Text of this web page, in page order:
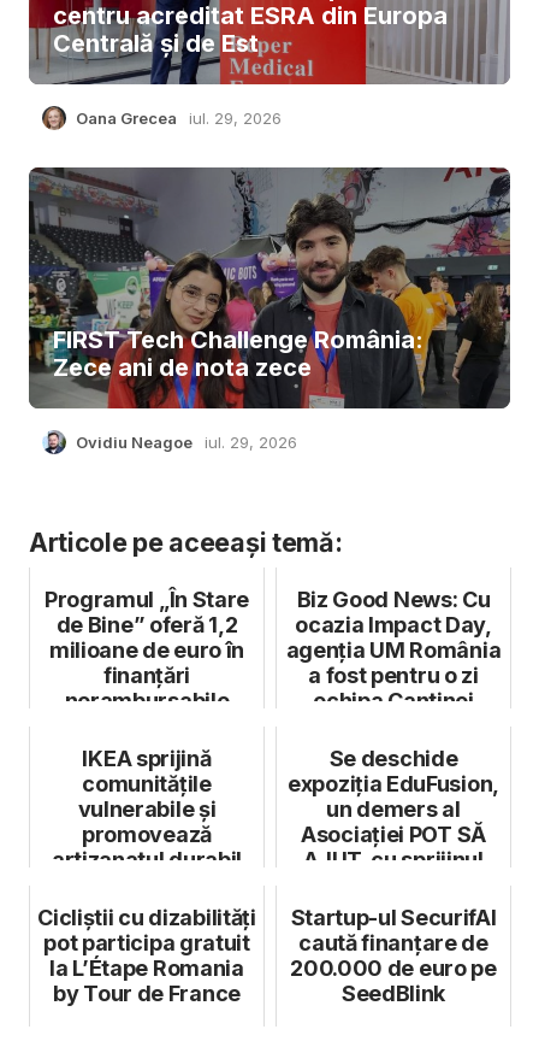
centru acreditat ESRA din Europa
Centrală și de Est
Oana Grecea iul. 29, 2026
FIRST Tech Challenge România:
Zece ani de nota zece
Ovidiu Neagoe iul. 29, 2026
Articole pe aceeași temă:
Programul „În Stare
de Bine” oferă 1,2
milioane de euro în
finanțări
nerambursabile
Biz Good News: Cu
ocazia Impact Day,
agenția UM România
a fost pentru o zi
echipa Cantinei
IKEA sprijină
comunitățile
vulnerabile și
promovează
artizanatul durabil
MÄVINN
Se deschide
expoziția EduFusion,
un demers al
Asociației POT SĂ
AJUT, cu sprijinul
Cicliștii cu dizabilități
pot participa gratuit
la L’Étape Romania
by Tour de France
Startup-ul SecurifAI
caută finanțare de
200.000 de euro pe
SeedBlink